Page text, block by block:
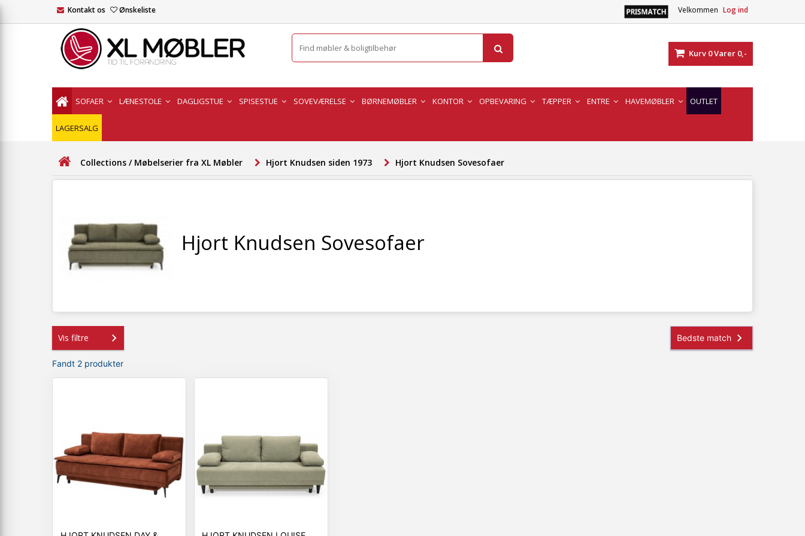
Velkommen Log ind
Kontakt os Ønskeliste
Kurv 0Varer 0,-
SOFAER LÆNESTOLE DAGLIGSTUE SPISESTUE SOVEVÆRELSE BØRNEMØBLER KONTOR OPBEVARING TÆPPER ENTRE HAVEMØBLER OUTLET
LAGERSALG
Collections / Møbelserier fra XL Møbler Hjort Knudsen siden 1973 Hjort Knudsen Sovesofaer
Hjort Knudsen Sovesofaer
Vis filtre
Fandt 2 produkter